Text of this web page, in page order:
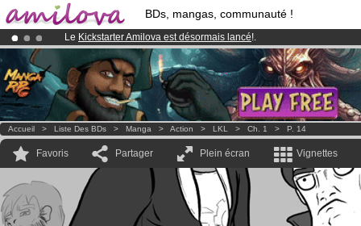
BDs, mangas, communauté !
Le Kickstarter Amilova est désormais lancé!.
Déjà 100000membreset 1000BDs & Mangas!
Abonnement premium: à partir de
3.95 eurospar mois !Clique ici
Accueil > Liste Des BDs > Manga > Action > LKL > Ch. 1 > P. 14
Favoris Partager Plein écran Vignettes